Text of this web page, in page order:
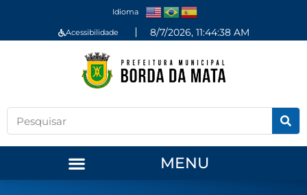
Idioma
Acessibilidade 8/7/2026, 11:44:39 AM
MENU